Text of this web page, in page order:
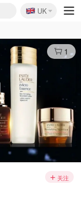
🇬🇧
UK
1
关注